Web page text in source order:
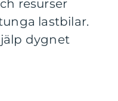
resurser
lastbilar.
dygnet